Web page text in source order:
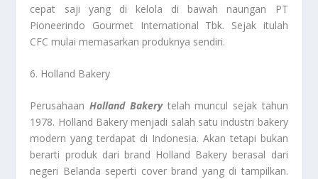
cepat saji yang di kelola di bawah naungan PT
Pioneerindo Gourmet International Tbk. Sejak itulah
CFC mulai memasarkan produknya sendiri.
6. Holland Bakery
PerusahaanHolland Bakerytelah muncul sejak tahun
1978. Holland Bakery menjadi salah satu industri bakery
modern yang terdapat di Indonesia. Akan tetapi bukan
berarti produk dari brand Holland Bakery berasal dari
negeri Belanda seperti cover brand yang di tampilkan.